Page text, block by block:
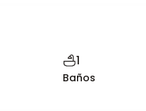
1
Baños